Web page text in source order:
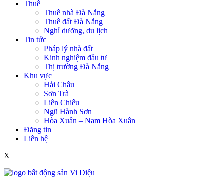
Thuê
Thuê nhà Đà Nẵng
Thuê đất Đà Nẵng
Nghỉ dưỡng, du lịch
Tin tức
Pháp lý nhà đất
Kinh nghiệm đầu tư
Thị trường Đà Nẵng
Khu vực
Hải Châu
Sơn Trà
Liên Chiểu
Ngũ Hành Sơn
Hòa Xuân – Nam Hòa Xuân
Đăng tin
Liên hệ
X